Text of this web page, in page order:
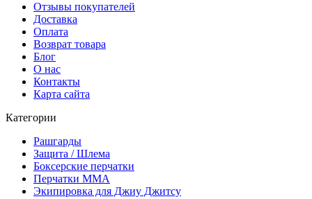
Отзывы покупателей
Доставка
Оплата
Возврат товара
Блог
О нас
Контакты
Карта сайта
Категории
Рашгарды
Защита / Шлема
Боксерские перчатки
Перчатки ММА
Экипировка для Джиу Джитсу